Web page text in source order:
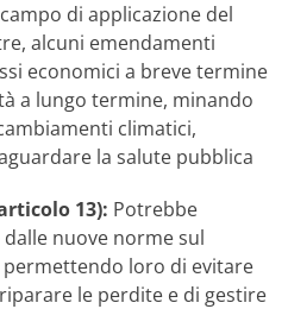
di applicazione del
alcuni emendamenti
economici a breve termine
a lungo termine, minando
climatici,
la salute pubblica
13): Potrebbe
nuove norme sul
permettendo loro di evitare
le perdite e di gestire